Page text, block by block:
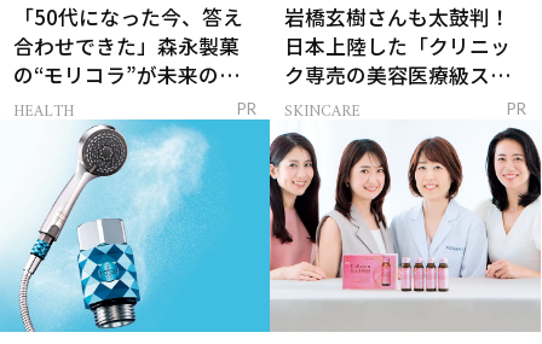
「50代になった今、答え
合わせできた」森永製菓
の“モリコラ”が未来のキ
レイを連れてくる！
HEALTH PR
岩橋玄樹さんも太鼓判！
日本上陸した「クリニッ
ク専売の美容医療級スキ
ンケア」
SKINCARE PR